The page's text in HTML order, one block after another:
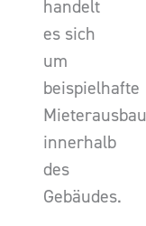
handelt
es sich
um
beispielhafte
innerhalb
des
Gebäudes.